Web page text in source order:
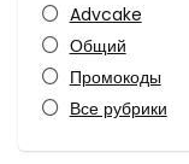
Advcake
Общий
Промокоды
Все рубрики